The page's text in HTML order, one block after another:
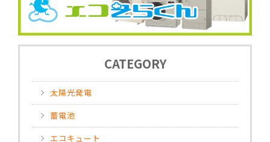
CATEGORY
太陽光発電
蓄電池
エコキュート